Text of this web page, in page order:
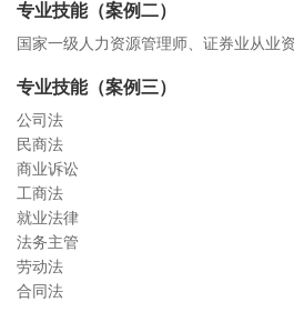
专业技能（案例二）
国家一级人力资源管理师、证券业从业
专业技能（案例三）
公司法
民商法
商业诉讼
工商法
就业法律
法务主管
劳动法
合同法